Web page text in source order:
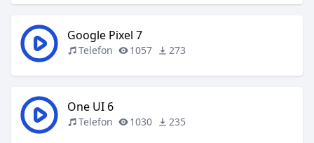
Google Pixel 7
Telefon 1057 273
One UI 6
Telefon 1030 235